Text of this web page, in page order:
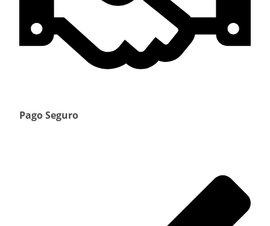
Pago Seguro